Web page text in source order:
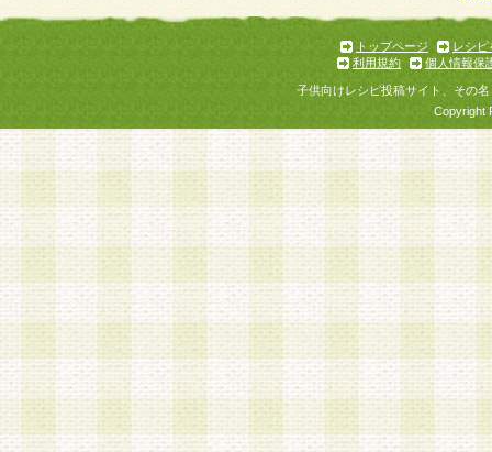
トップページ
レシピ
利用規約
個人情報保
子供向けレシピ投稿サイト、その
Copyright